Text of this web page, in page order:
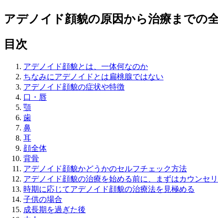
アデノイド顔貌の原因から治療までの
目次
アデノイド顔貌とは、一体何なのか
ちなみにアデノイドとは扁桃腺ではない
アデノイド顔貌の症状や特徴
口・唇
顎
歯
鼻
耳
顔全体
背骨
アデノイド顔貌かどうかのセルフチェック方法
アデノイド顔貌の治療を始める前に、まずはカウンセ
時期に応じてアデノイド顔貌の治療法を見極める
子供の場合
成長期を過ぎた後